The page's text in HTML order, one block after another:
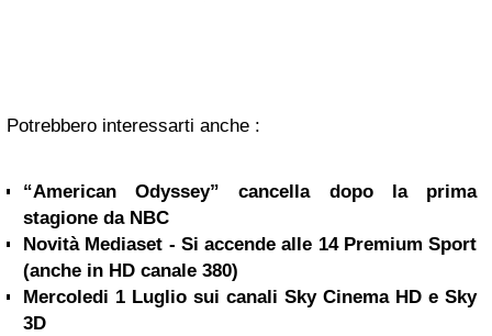
Potrebbero interessarti anche :
“American Odyssey” cancella dopo la prima
stagione da NBC
Novità Mediaset - Si accende alle 14 Premium Sport
(anche in HD canale 380)
Mercoledi 1 Luglio sui canali Sky Cinema HD e Sky
3D